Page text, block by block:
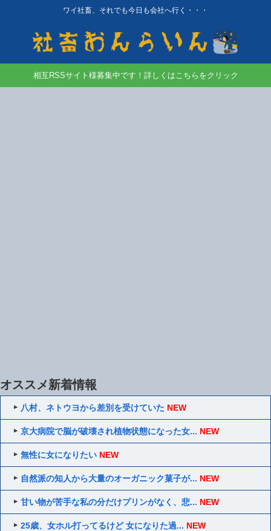
ワイ社畜、それでも今日も会社へ行く・・・
相互RSSサイト様募集中です！詳しくはこちらをクリック
オススメ新着情報
八村、ネトウヨから差別を受けていた NEW
京大病院で脳が破壊され植物状態になった女... NEW
無性に女になりたい NEW
自然派の知人から大量のオーガニック菓子が... NEW
甘い物が苦手な私の分だけプリンがなく、悲... NEW
25歳、女ホル打ってるけど 女になりた過... NEW